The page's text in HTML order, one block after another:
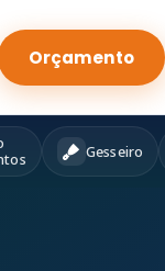
Orçamento
Gesseiro